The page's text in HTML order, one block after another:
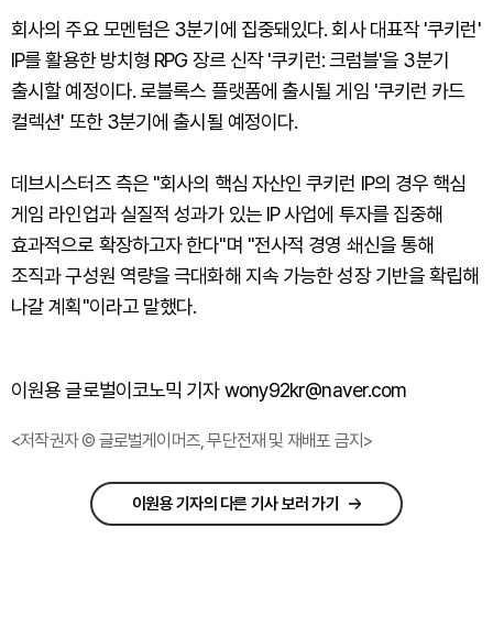
회사의 주요 모멘텀은 3분기에 집중돼있다. 회사 대표작 '쿠키런'
IP를 활용한 방치형 RPG 장르 신작 '쿠키런: 크럼블'을 3분기
출시할 예정이다. 로블록스 플랫폼에 출시될 게임 '쿠키런 카드
컬렉션' 또한 3분기에 출시될 예정이다.
데브시스터즈 측은 "회사의 핵심 자산인 쿠키런 IP의 경우 핵심
게임 라인업과 실질적 성과가 있는 IP 사업에 투자를 집중해
효과적으로 확장하고자 한다"며 "전사적 경영 쇄신을 통해
조직과 구성원 역량을 극대화해 지속 가능한 성장 기반을 확립해
나갈 계획"이라고 말했다.
이원용 글로벌이코노믹 기자 wony92kr@naver.com
<저작권자 © 글로벌게이머즈, 무단전재 및 재배포 금지>
이원용 기자의 다른 기사 보러 가기